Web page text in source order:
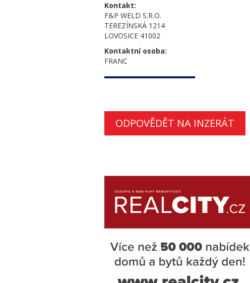
Kontakt:
F&P WELD S.R.O.
TEREZÍNSKÁ 1214
LOVOSICE 41002
Kontaktní osoba:
FRANC
ODPOVĚDĚT NA INZERÁT